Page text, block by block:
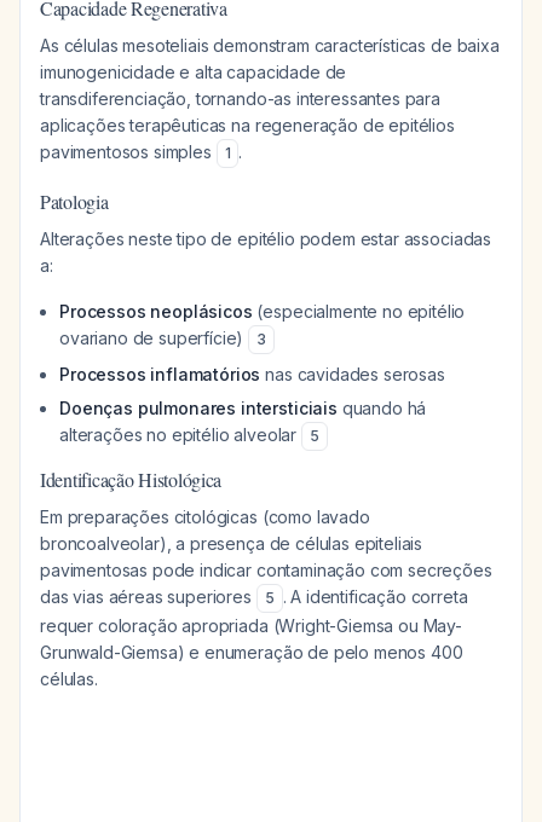
Capacidade Regenerativa
As células mesoteliais demonstram características de baixa
imunogenicidade e alta capacidade de
transdiferenciação, tornando-as interessantes para
aplicações terapêuticas na regeneração de epitélios
pavimentosos simples
1 .
Patologia
Alterações neste tipo de epitélio podem estar associadas
a:
Processos neoplásicos (especialmente no epitélio
ovariano de superfície)
3
Processos inflamatórios nas cavidades serosas
Doenças pulmonares intersticiais quando há
alterações no epitélio alveolar
5
Identificação Histológica
Em preparações citológicas (como lavado
broncoalveolar), a presença de células epiteliais
pavimentosas pode indicar contaminação com secreções
das vias aéreas superiores
5 . A identificação correta
requer coloração apropriada (Wright-Giemsa ou May-
Grunwald-Giemsa) e enumeração de pelo menos 400
células.